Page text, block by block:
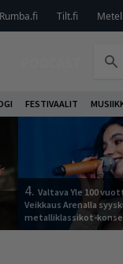
Rumba.fi Tilt.fi
FESTIVAALIT
4. Valtava Yle 100
Veikkaus Arenalla
metalliklassikot-